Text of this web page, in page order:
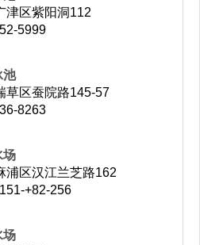
津区紫阳洞112
5999
池
草区蚕院路145-57
8263
场
浦区汉江兰芝路162
+82-256
场